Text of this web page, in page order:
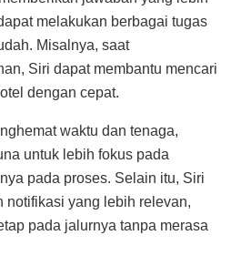
melakukan berbagai tugas
Misalnya, saat
Siri dapat membantu mencari
dengan cepat.
waktu dan tenaga,
untuk lebih fokus pada
pada proses. Selain itu, Siri
notifikasi yang lebih relevan,
pada jalurnya tanpa merasa